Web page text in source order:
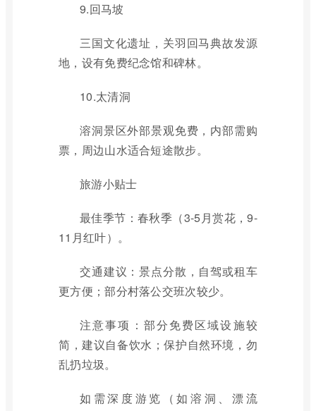
9.回马坡
三国文化遗址，关羽回马典故发源
地，设有免费纪念馆和碑林。
10.太清洞
溶洞景区外部景观免费，内部需购
票，周边山水适合短途散步。
旅游小贴士
最佳季节：春秋季（3-5月赏花，9-
11月红叶）。
交通建议：景点分散，自驾或租车
更方便；部分村落公交班次较少。
注意事项：部分免费区域设施较
简，建议自备饮水；保护自然环境，勿
乱扔垃圾。
如需深度游览（如溶洞、漂流